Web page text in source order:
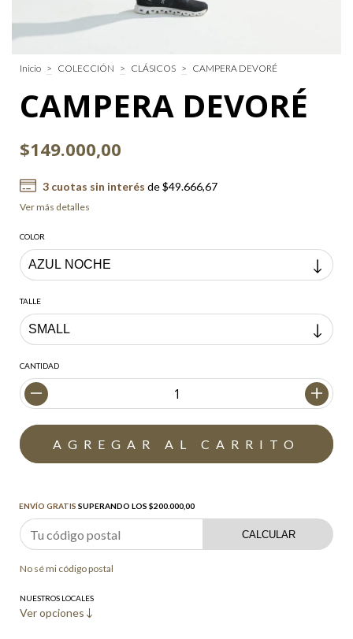
Inicio > COLECCIÓN > CLÁSICOS > CAMPERA DEVORÉ
CAMPERA DEVORÉ
$149.000,00
3cuotas sin interés de$49.666,67
Ver más detalles
COLOR
TALLE
CANTIDAD
ENVÍO GRATIS SUPERANDO LOS $200.000,00
CALCULAR
No sé mi código postal
NUESTROS LOCALES
Ver opciones